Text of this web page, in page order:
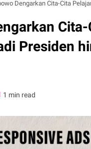
Dengarkan Cita-Cita Pelajar
Presiden
1 min read